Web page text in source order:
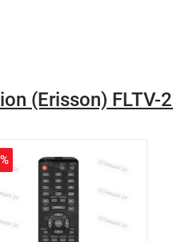
(Erisson)